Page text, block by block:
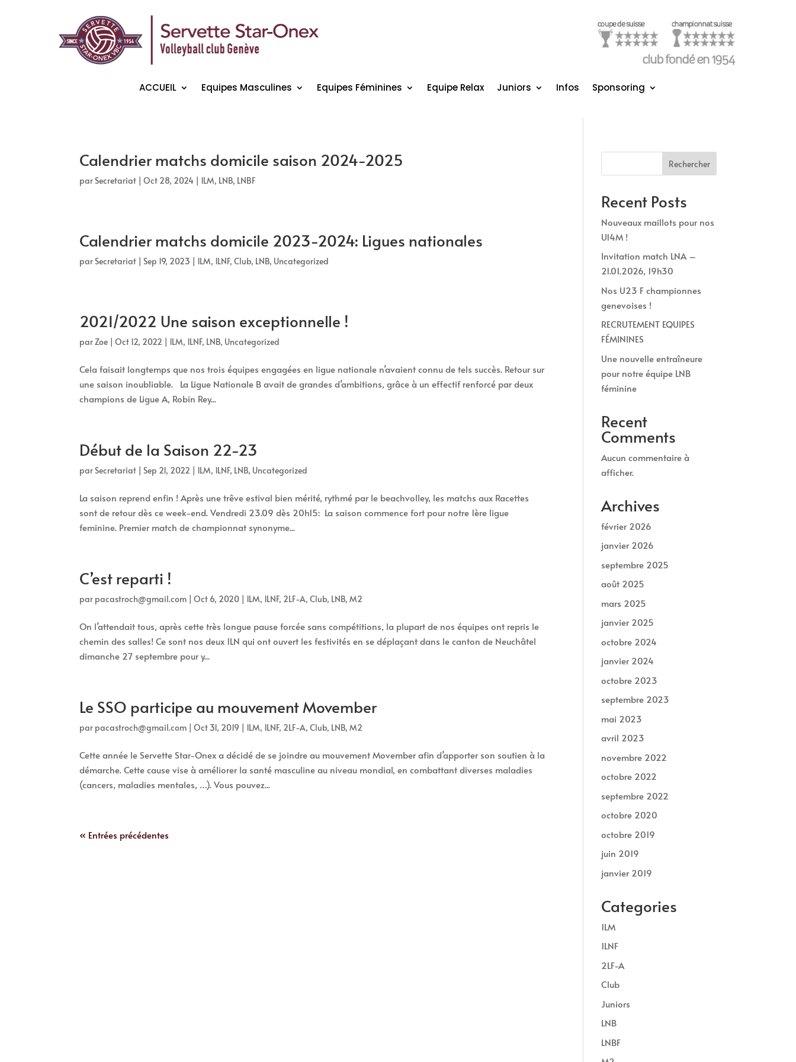
ACCUEIL Equipes Masculines Equipes Féminines Equipe Relax Juniors Infos Sponsoring
Calendrier matchs domicile saison 2024-2025
parSecretariat |Oct 28, 2024 | 1LM, LNB, LNBF
Calendrier matchs domicile 2023-2024: Ligues nationales
parSecretariat |Sep 19, 2023 | 1LM, 1LNF,Club, LNB, Uncategorized
2021/2022 Une saison exceptionnelle !
parZoe |Oct 12, 2022 | 1LM, 1LNF, LNB, Uncategorized
Cela faisait longtemps que nos trois équipes engagées en ligue nationale n’avaient connu de tels succès. Retour sur
une saison inoubliable. La Ligue Nationale B avait de grandes d’ambitions, grâce à un effectif renforcé par deux
champions de Ligue A, Robin Rey...
Début de la Saison 22-23
parSecretariat |Sep 21, 2022 | 1LM, 1LNF, LNB, Uncategorized
La saison reprend enfin ! Après une trêve estival bien mérité, rythmé par le beachvolley, les matchs aux Racettes
sont de retour dès ce week-end. Vendredi 23.09 dès 20h15: La saison commence fort pour notre 1ère ligue
feminine. Premier match de championnat synonyme...
C’est reparti !
par pacastroch@gmail.com |Oct 6, 2020 | 1LM, 1LNF, 2LF-A,Club, LNB,M2
On l’attendait tous, après cette très longue pause forcée sans compétitions, la plupart de nos équipes ont repris le
chemin des salles! Ce sont nos deux 1LN qui ont ouvert les festivités en se déplaçant dans le canton de Neuchâtel
dimanche 27 septembre pour y...
Le SSO participe au mouvement Movember
par pacastroch@gmail.com |Oct 31, 2019 | 1LM, 1LNF, 2LF-A,Club, LNB,M2
Cette année le Servette Star-Onex a décidé de se joindre au mouvement Movember afin d’apporter son soutien à la
démarche. Cette cause vise à améliorer la santé masculine au niveau mondial, en combattant diverses maladies
(cancers, maladies mentales, …). Vous pouvez...
« Entrées précédentes
Rechercher
Recent Posts
Nouveaux maillots pour nos
U14M !
Invitation match LNA –
21.01.2026, 19h30
Nos U23 F championnes
genevoises !
RECRUTEMENT EQUIPES
FÉMININES
Une nouvelle entraîneure
pour notre équipe LNB
féminine
Recent
Comments
Aucun commentaire à
afficher.
Archives
février 2026
janvier 2026
septembre 2025
août 2025
mars 2025
janvier 2025
octobre 2024
janvier 2024
octobre 2023
septembre 2023
mai 2023
avril 2023
novembre 2022
octobre 2022
septembre 2022
octobre 2020
octobre 2019
juin 2019
janvier 2019
Categories
1LM
1LNF
2LF-A
Club
Juniors
LNB
LNBF